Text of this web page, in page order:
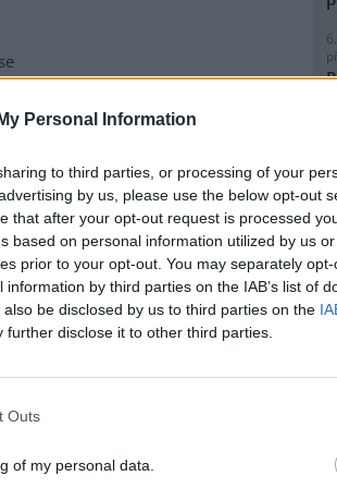
Personal Information
to third parties, or processing of your
by us, please use the below opt-out
that after your opt-out request is processed
based on personal information utilized by us
prior to your opt-out. You may separately
by third parties on the IAB’s list of
be disclosed by us to third parties on the
further disclose it to other third parties.
Outs
of my personal data.
letos
i
ve
v